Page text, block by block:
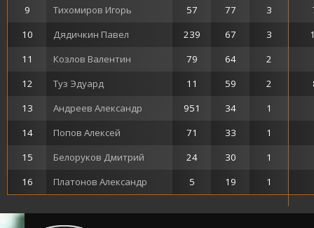
9
Тихомиров Игорь 57 77
3
10
Дядичкин Павел 239 67
3
11
Козлов Валентин 79 64
2
12
Туз Эдуард 11 59
2
13
Андреев Александр 951 34
1
14
Попов Алексей 71 33
1
15
Белоруков Дмитрий 24 30
1
16
Платонов Александр 5 19 1